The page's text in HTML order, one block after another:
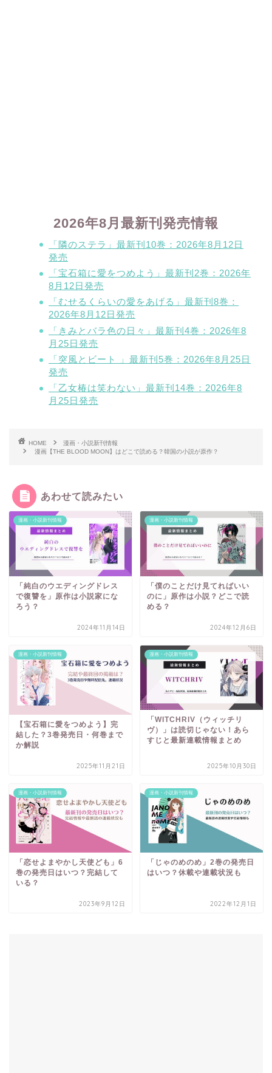
2026年8月最新刊発売情報
「隣のステラ」最新刊10巻：2026年8月12日
発売
「宝石箱に愛をつめよう」最新刊2巻：2026年
8月12日発売
「むせるくらいの愛をあげる」最新刊8巻：
2026年8月12日発売
「きみとバラ色の日々」最新刊4巻：2026年8
月25日発売
「突風とビート 」最新刊5巻：2026年8月25日
発売
「乙女椿は笑わない」最新刊14巻：2026年8
月25日発売
HOME
漫画・小説新刊情報
漫画【THE BLOOD MOON】はどこで読める？韓国の小説が原作？
あわせて読みたい
漫画・小説新刊情報
「純白のウエディングドレス
で復讐を」原作は小説家にな
ろう？
2024年11月14日
漫画・小説新刊情報
「僕のことだけ見てればいい
のに」原作は小説？どこで読
める？
2024年12月6日
漫画・小説新刊情報
【宝石箱に愛をつめよう】完
結した？3巻発売日・何巻まで
か解説
2025年11月21日
漫画・小説新刊情報
「WITCHRIV（ウィッチリ
ヴ）」は読切じゃない！あら
すじと最新連載情報まとめ
2025年10月30日
漫画・小説新刊情報
「恋せよまやかし天使ども」6
巻の発売日はいつ？完結して
いる？
2023年9月12日
漫画・小説新刊情報
「じゃのめのめ」2巻の発売日
はいつ？休載や連載状況も
2022年12月1日